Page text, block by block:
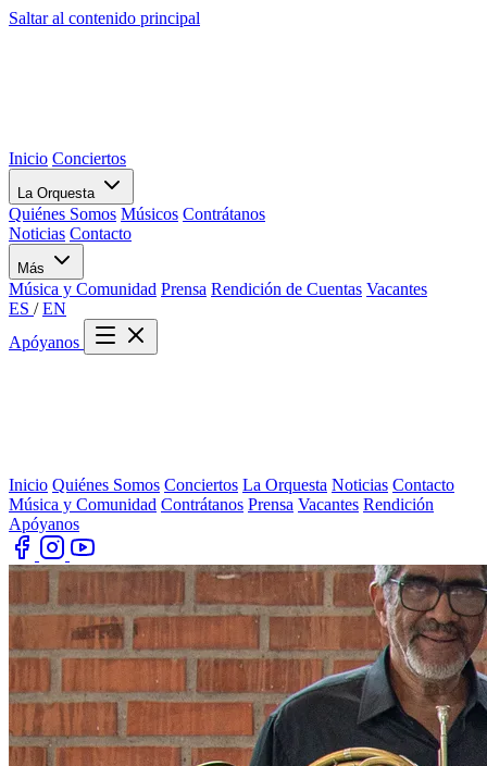
Saltar al contenido principal
Inicio Conciertos
La Orquesta
Quiénes Somos Músicos Contrátanos
Noticias Contacto
Más
Música y Comunidad Prensa Rendición de Cuentas Vacantes
ES / EN
Apóyanos
Inicio Quiénes Somos Conciertos La Orquesta Noticias Contacto
Música y Comunidad Contrátanos Prensa Vacantes Rendición
Apóyanos